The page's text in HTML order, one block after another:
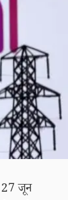
27 जून